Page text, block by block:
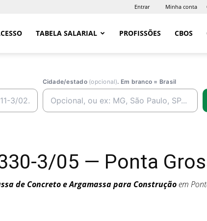
Entrar Minha conta
TABELA SALARIAL PROFISSÕES CBOS
Cidade/estado (opcional). Em branco = Brasil
3/05 — Ponta
de Concreto e Argamassa para Construçãoem